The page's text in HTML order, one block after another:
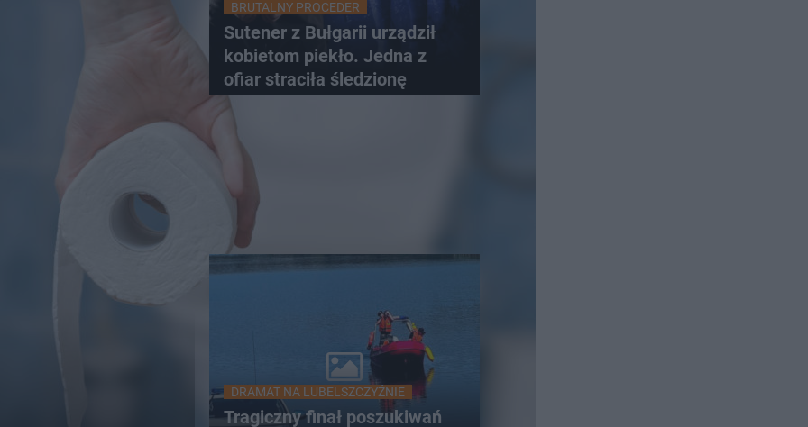
BRUTALNY PROCEDER
Sutener z Bułgarii urządził
kobietom piekło. Jedna z
ofiar straciła śledzionę
DRAMAT NA LUBELSZCZYŹNIE
Tragiczny finał poszukiwań